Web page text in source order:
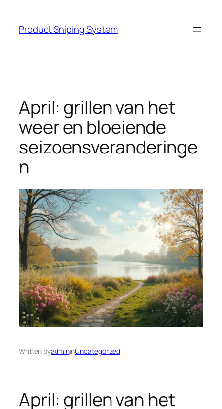
content
Product Sniping System
April: grillen van het
weer en bloeiende
seizoensveranderinge
n
Written byadmininUncategorized
April: grillen van het